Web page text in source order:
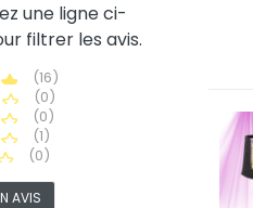
une ligne ci-
filtrer les avis.
(16)
(0)
(0)
(1)
(0)
AVIS